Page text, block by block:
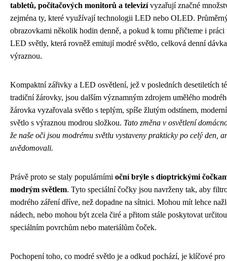
tabletů, počítačových monitorů a televizívyzařují značné
zejména ty, které využívají technologii LED nebo OLED.
obrazovkami několik hodin denně, a pokud k tomu přičteme i
LED světly, která rovněž emitují modré světlo, celková denní dávka
výraznou.
Kompaktní zářivky a LED osvětlení, jež v posledních desetiletích
tradiční žárovky, jsou dalším významným zdrojem umělého
žárovka vyzařovala světlo s teplým, spíše žlutým odstínem,
světlo s výraznou modrou složkou. Tato změna v osvětlení
že naše oči jsou modrému světlu vystaveny prakticky po celý den,
uvědomovali.
Právě proto se staly populárními oční brýle s dioptrickými
modrým světlem. Tyto speciální čočky jsou navrženy tak, aby
modrého záření dříve, než dopadne na sítnici. Mohou mít lehce
nádech, nebo mohou být zcela čiré a přitom stále poskytovat
speciálním povrchům nebo materiálům čoček.
Pochopení toho, co modré světlo je a odkud pochází, je klíčové